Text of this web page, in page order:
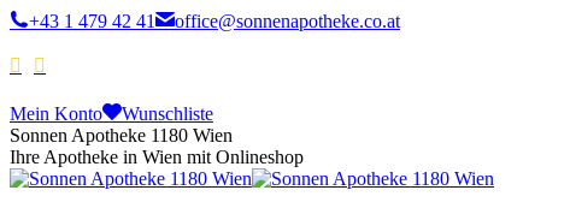
+43 1 479 42 41 office@sonnenapotheke.co.at
Mein Konto
Wunschliste
Sonnen Apotheke 1180 Wien
Ihre Apotheke in Wien mit Onlineshop